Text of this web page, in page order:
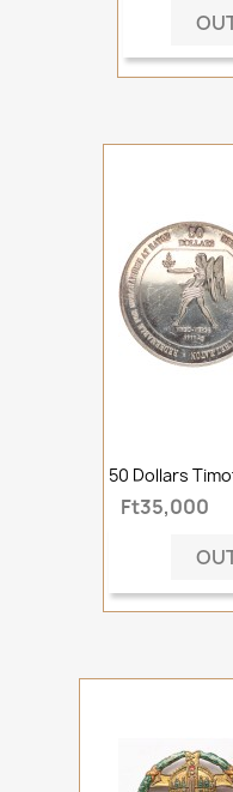
50 Dollars
Ft35,000